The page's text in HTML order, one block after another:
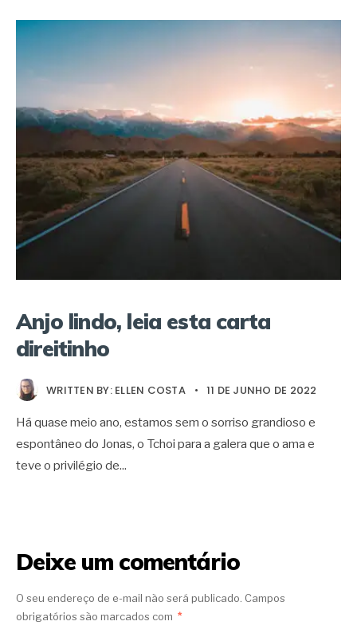
Anjo lindo, leia esta carta
direitinho
WRITTEN BY: ELLEN COSTA • 11 DE JUNHO DE 2022
Há quase meio ano, estamos sem o sorriso grandioso e
espontâneo do Jonas, o Tchoi para a galera que o ama e
teve o privilégio de...
Deixe um comentário
O seu endereço de e-mail não será publicado. Campos
obrigatórios são marcados com *